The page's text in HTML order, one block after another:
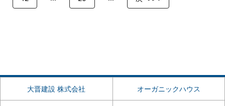
大晋建設 株式会社 オーガニックハウス